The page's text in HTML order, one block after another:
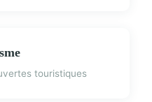
touristiques